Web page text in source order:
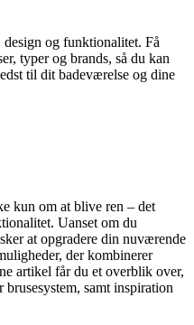
og funktionalitet. Få
typer og brands, så du kan
til dit badeværelse og dine
kun om at blive ren – det
Uanset om du
at opgradere din nuværende
der kombinerer
artikel får du et overblik over,
samt inspiration